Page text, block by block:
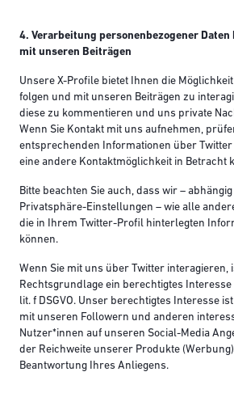
4. Verarbeitung personenbezogener
mit unseren Beiträgen
Unsere X-Profile bietet Ihnen die
folgen und mit unseren Beiträgen zu
diese zu kommentieren und uns private
Wenn Sie Kontakt mit uns aufnehmen,
entsprechenden Informationen über
eine andere Kontaktmöglichkeit in Betracht
Bitte beachten Sie auch, dass wir –
Privatsphäre-Einstellungen – wie alle
die in Ihrem Twitter-Profil hinterlegten
können.
Wenn Sie mit uns über Twitter interagieren,
Rechtsgrundlage ein berechtigtes Interesse
lit. f DSGVO. Unser berechtigtes Interesse
mit unseren Followern und anderen
Nutzer*innen auf unseren Social-Media
der Reichweite unserer Produkte
Beantwortung Ihres Anliegens.